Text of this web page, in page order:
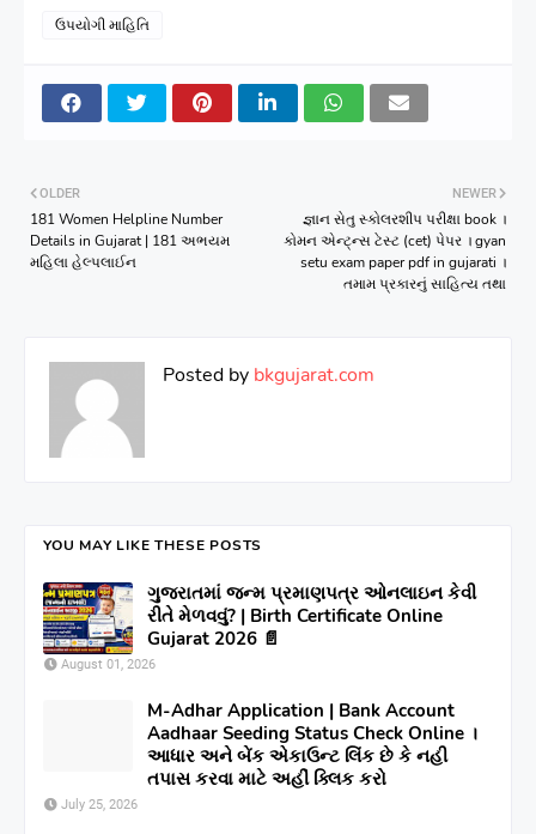
ઉપયોગી માહિતિ
NEWER
જ્ઞાન સેતુ સ્કોલરશીપ પરીક્ષા book ।
કોમન એન્ટ્ન્સ ટેસ્ટ (cet) પેપર । gyan
setu exam paper pdf in gujarati ।
તમામ પ્રકારનું સાહિત્ય તથા
OLDER
181 Women Helpline Number
Details in Gujarat | 181 અભયમ
મહિલા હેલ્પલાઈન
Posted by bkgujarat.com
YOU MAY LIKE THESE POSTS
ગુજરાતમાં જન્મ પ્રમાણપત્ર ઓનલાઇન કેવી
રીતે મેળવવું? | Birth Certificate Online
Gujarat 2026 📄
August 01, 2026
M-Adhar Application | Bank Account
Aadhaar Seeding Status Check Online ।
આધાર અને બેંક એકાઉન્ટ લિંક છે કે નહી
તપાસ કરવા માટે અહીં ક્લિક કરો
July 25, 2026